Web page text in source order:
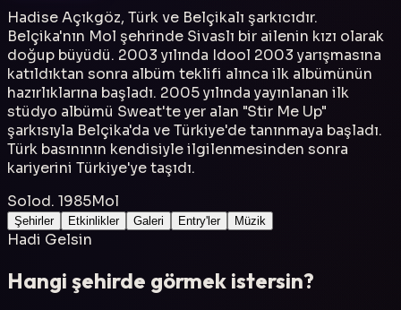
Hadise Açıkgöz, Türk ve Belçikalı şarkıcıdır.
Belçika'nın Mol şehrinde Sivaslı bir ailenin kızı olarak
doğup büyüdü. 2003 yılında Idool 2003 yarışmasına
katıldıktan sonra albüm teklifi alınca ilk albümünün
hazırlıklarına başladı. 2005 yılında yayınlanan ilk
stüdyo albümü Sweat'te yer alan "Stir Me Up"
şarkısıyla Belçika'da ve Türkiye'de tanınmaya başladı.
Türk basınının kendisiyle ilgilenmesinden sonra
kariyerini Türkiye'ye taşıdı.
Solod. 1985Mol
Şehirler Etkinlikler Galeri Entry'ler Müzik
Hadi Gelsin
Hangi şehirde görmek istersin?